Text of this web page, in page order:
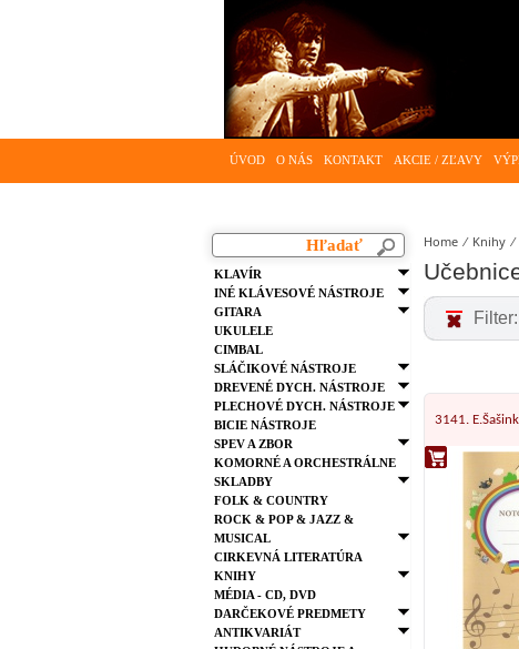
ÚVOD O NÁS KONTAKT AKCIE / ZĽAVY
KLAVÍR
INÉ KLÁVESOVÉ NÁSTROJE
GITARA
UKULELE
CIMBAL
SLÁČIKOVÉ NÁSTROJE
DREVENÉ DYCH. NÁSTROJE
PLECHOVÉ DYCH. NÁSTROJE
BICIE NÁSTROJE
SPEV A ZBOR
KOMORNÉ A ORCHESTRÁLNE
SKLADBY
FOLK & COUNTRY
ROCK & POP & JAZZ &
MUSICAL
CIRKEVNÁ LITERATÚRA
KNIHY
MÉDIA - CD, DVD
DARČEKOVÉ PREDMETY
ANTIKVARIÁT
Home ⁄ Knihy ⁄
Filter:
3141.